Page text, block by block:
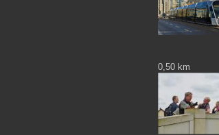
0,50 km